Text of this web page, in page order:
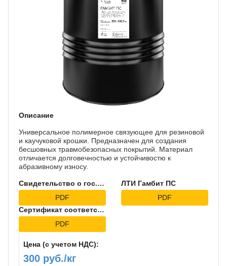
Описание
Универсальное полимерное связующее для резиновой
и каучуковой крошки. Предназначен для создания
бесшовных травмобезопасных покрытий. Материал
отличается долговечностью и устойчивостю к
абразивному износу.
Свидетельство о гос.регистрации на Гамбит ПС
PDF
ЛТИ Гамбит ПС
PDF
Сертификат соответствия
PDF
Цена (с учетом НДС):
300 руб./кг